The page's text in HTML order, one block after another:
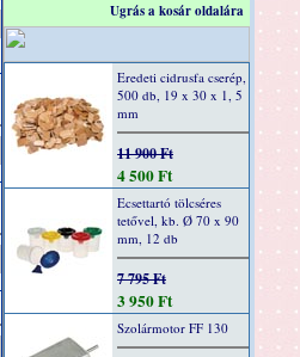
Ugrás a kosár oldalára
Eredeti cidrusfa cserép,
500 db, 19 x 30 x 1, 5
mm
11 900 Ft
4 500 Ft
Ecsettartó tölcséres
tetővel, kb. Ø 70 x 90
mm, 12 db
7 795 Ft
3 950 Ft
Szolármotor FF 130